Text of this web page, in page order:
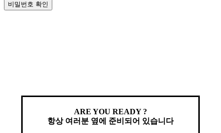
비밀번호 확인
ARE YOU READY ?
항상 여러분 옆에 준비되어 있습니다